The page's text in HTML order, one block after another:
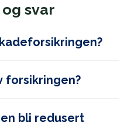
svar
forsikringen?
bli redusert